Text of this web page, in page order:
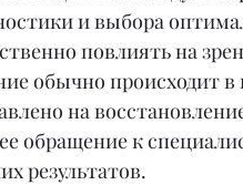
и выбора
повлиять на
обычно происходит в
на
обращение к
результатов.